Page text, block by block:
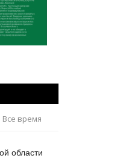
Все время
области